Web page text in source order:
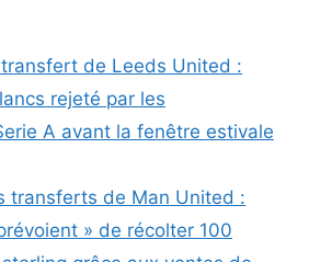
de Leeds United :
rejeté par les
A avant la fenêtre estivale
transferts de Man United :
» de récolter 100